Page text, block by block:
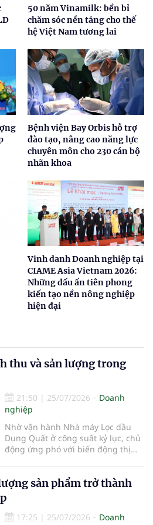
50 năm Vinamilk: bền bỉ
chăm sóc nền tảng cho thế
hệ Việt Nam tương lai
Bệnh viện Bay Orbis hỗ trợ
đào tạo, nâng cao năng lực
chuyên môn cho 230 cán bộ
nhãn khoa
Vinh danh Doanh nghiệp tại
CIAME Asia Vietnam 2026:
Những dấu ấn tiên phong
kiến tạo nền nông nghiệp
hiện đại
thu và sản lượng trong
21:50 | 25/07/2026
Doanh
nghiệp
Nhờ vận hành Nhà máy Lọc dầu
Dung Quất ở công suất kỷ lục, chủ
động ứng phó với biến động thị
đạt doanh thu hợp nhất hơn
100.900 tỷ đồng trong 6 tháng đầu
năm 2026, vượt xa kế hoạch và tạo
sản phẩm trở thành
17:25 | 25/07/2026
Doanh